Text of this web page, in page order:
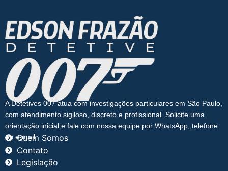
A Detetives 007 atua com investigações particulares em São Paulo,
com atendimento sigiloso, discreto e profissional. Solicite uma
orientação inicial e fale com nossa equipe por WhatsApp, telefone
ou e-mail.
Quem Somos
Contato
Legislação